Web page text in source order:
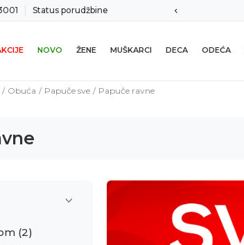
Status porudžbine Preuzmi Metro aplikaciju
NOVO ŽENE MUŠKARCI DECA ODEĆA
Obuća Papuče sve Papuče ravne
(2)